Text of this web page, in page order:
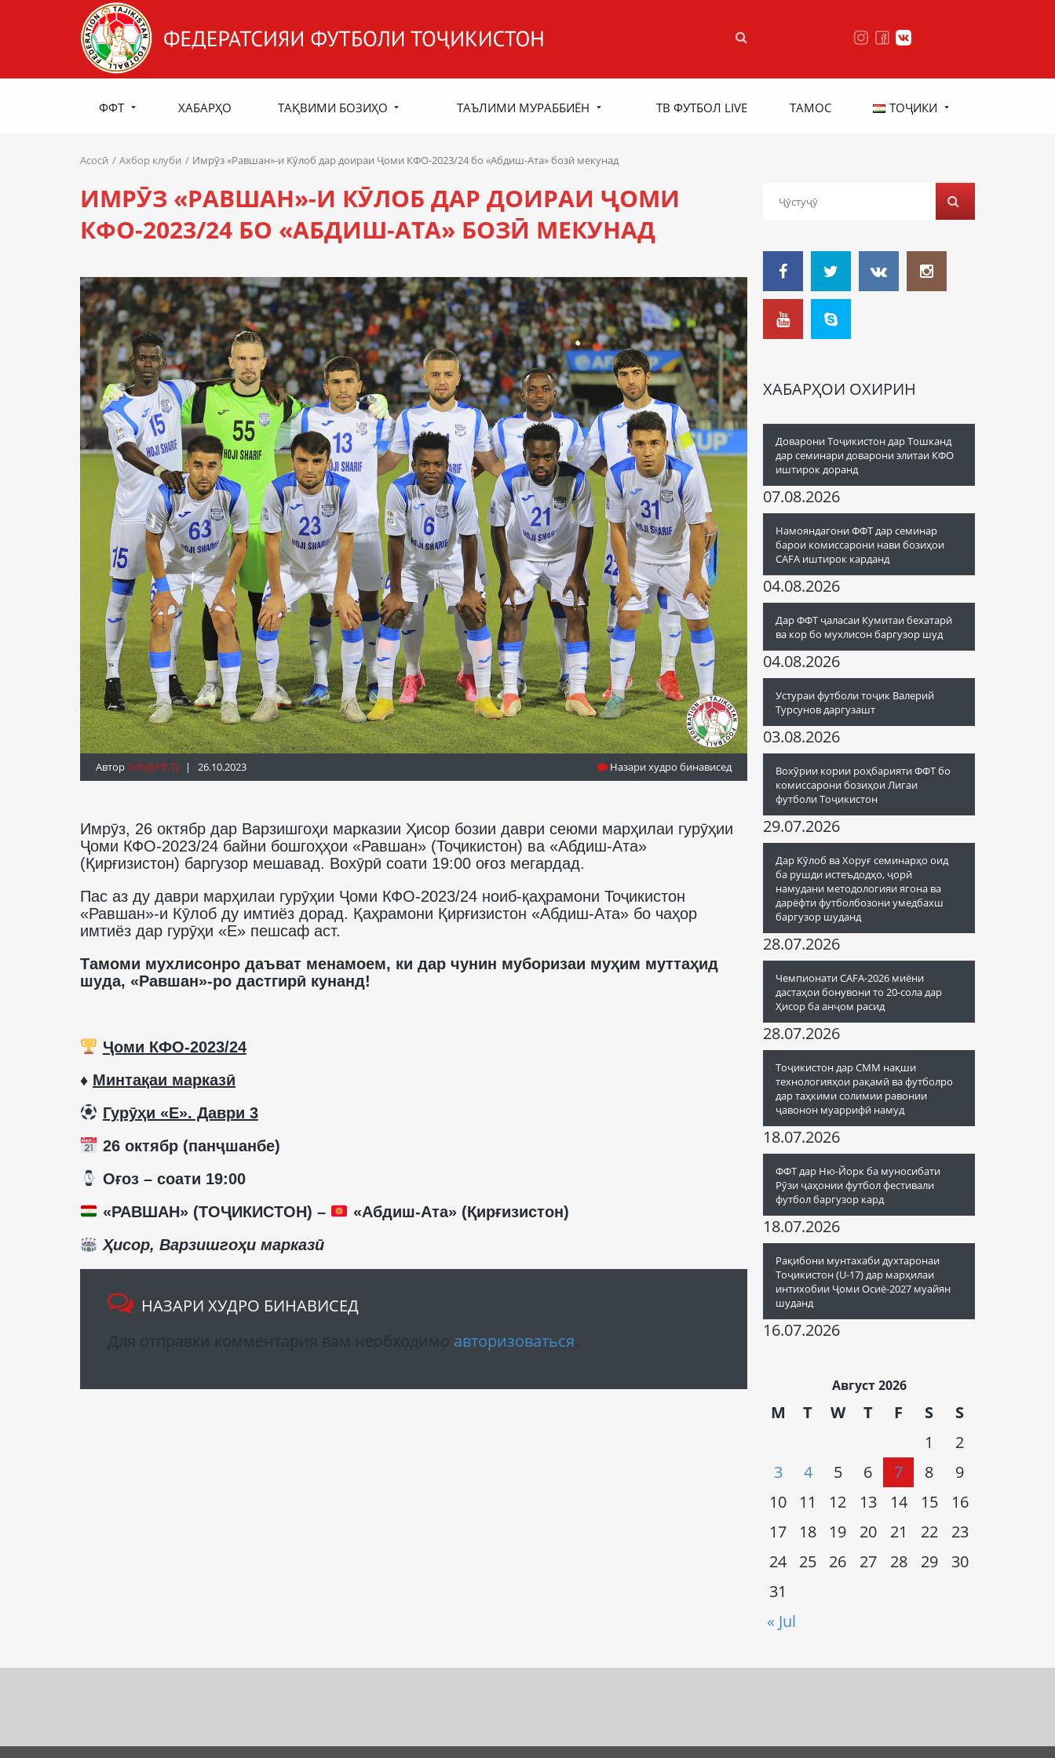
ФФТ ХАБАРҲО ТАҚВИМИ БОЗИҲО ТАЪЛИМИ МУРАББИЁН ТВ ФУТБОЛ LIVE ТАМОС ТОҶИКИ
Асосӣ Ахбор клуби Имрӯз «Равшан»-и Кӯлоб дар доираи Ҷоми КФО-2023/24 бо «Абдиш-Ата» бозӣ мекунад
ИМРӮЗ «РАВШАН»-И КӮЛОБ ДАР ДОИРАИ ҶОМИ
КФО-2023/24 БО «АБДИШ-АТА» БОЗӢ МЕКУНАД
Автор Info@fft.tj | 26.10.2023 Назари худро бинависед
Имрӯз, 26 октябр дар Варзишгоҳи марказии Ҳисор бозии даври сеюми марҳилаи гурӯҳии
Ҷоми КФО-2023/24 байни бошгоҳҳои «Равшан» (Тоҷикистон) ва «Абдиш-Ата»
(Қирғизистон) баргузор мешавад. Вохӯрӣ соати 19:00 оғоз мегардад.
Пас аз ду даври марҳилаи гурӯҳии Ҷоми КФО-2023/24 ноиб-қаҳрамони Тоҷикистон
«Равшан»-и Кӯлоб ду имтиёз дорад. Қаҳрамони Қирғизистон «Абдиш-Ата» бо чаҳор
имтиёз дар гурӯҳи «Е» пешсаф аст.
Тамоми мухлисонро даъват менамоем, ки дар чунин муборизаи муҳим муттаҳид
шуда, «Равшан»-ро дастгирӣ кунанд!
Ҷоми КФО-2023/24
♦️ Минтақаи марказӣ
Гурӯҳи «E». Даври 3
26 октябр (панҷшанбе)
️ Оғоз – соати 19:00
«РАВШАН» (ТОҶИКИСТОН) –
«Абдиш-Ата» (Қирғизистон)
Ҳисор, Варзишгоҳи марказӣ
НАЗАРИ ХУДРО БИНАВИСЕД
авторизоваться
ХАБАРҲОИ ОХИРИН
Доварони Тоҷикистон дар Тошканд
дар семинари доварони элитаи КФО
иштирок доранд
07.08.2026
Намояндагони ФФТ дар семинар
барои комиссарони нави бозиҳои
CAFA иштирок карданд
04.08.2026
Дар ФФТ ҷаласаи Кумитаи бехатарӣ
ва кор бо мухлисон баргузор шуд
04.08.2026
Устураи футболи тоҷик Валерий
Турсунов даргузашт
03.08.2026
Вохӯрии кории роҳбарияти ФФТ бо
комиссарони бозиҳои Лигаи
футболи Тоҷикистон
29.07.2026
Дар Кӯлоб ва Хоруғ семинарҳо оид
ба рушди истеъдодҳо, ҷорӣ
намудани методологияи ягона ва
дарёфти футболбозони умедбахш
баргузор шуданд
28.07.2026
Чемпионати CAFA-2026 миёни
дастаҳои бонувони то 20-сола дар
Ҳисор ба анҷом расид
28.07.2026
Тоҷикистон дар СММ нақши
технологияҳои рақамӣ ва футболро
дар таҳкими солимии равонии
ҷавонон муаррифӣ намуд
18.07.2026
ФФТ дар Ню-Йорк ба муносибати
Рӯзи ҷаҳонии футбол фестивали
футбол баргузор кард
18.07.2026
Рақибони мунтахаби духтаронаи
Тоҷикистон (U-17) дар марҳилаи
интихобии Ҷоми Осиё-2027 муайян
шуданд
16.07.2026
Август 2026
M T W T F S S
« Jul
1
2
3
4 5 6 7 8
9
10
11 12 13 14 15
16
17
18 19 20 21 22
23
24
25 26 27 28 29
30
31